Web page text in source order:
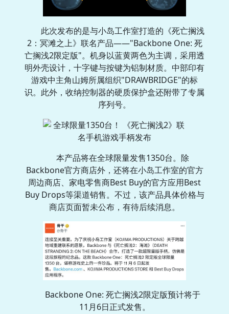
此次发布的是与小岛工作室打造的《死亡搁浅
2：冥滩之上》联名产品——"Backbone One: 死
亡搁浅2限定版"。机身以蓝黄两色为主调，采用透
明外壳设计，十字键与按键为铝制材质。中部印有
游戏中主角山姆所属组织"DRAWBRIDGE"的标
识。此外，收纳控制器的硬质保护盒还附带了专属
序列号。
本产品将在全球限量发售1350台。除
Backbone官方商店外，还将在小岛工作室的官方
周边商店、家电零售商Best Buy的官方应用Best
Buy Drops等渠道销售。不过，该产品具体价格与
商店页面暂未公布，有待后续消息。
Backbone One: 死亡搁浅2限定版预计将于
11月6日正式发售。